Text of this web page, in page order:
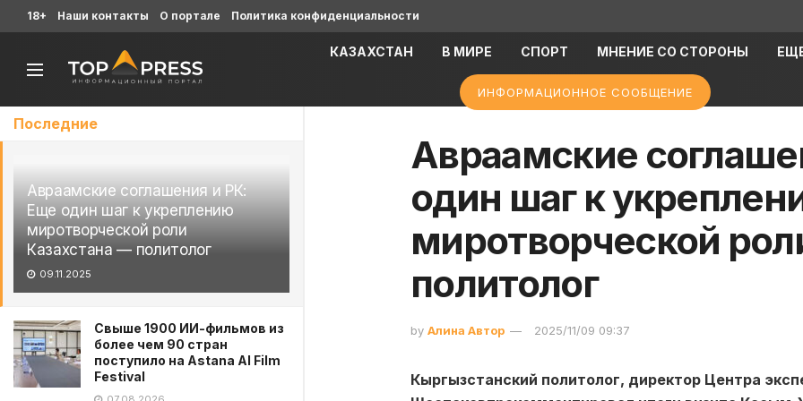
Последние
Авраамские соглашения и РК:
Еще один шаг к укреплению
миротворческой роли
Казахстана — политолог
09.11.2025
Свыше 1900 ИИ-фильмов из
более чем 90 стран
поступило на Astana AI Film
Festival
18+ Наши контакты О портале Политика конфиденциальности
КАЗАХСТАН В МИРЕ СПОРТ МНЕНИЕ СО СТОРОНЫ
ИНФОРМАЦИОННОЕ СООБЩЕНИЕ
Авраамские
один шаг к
миротворческой
политолог
by Алина Автор 2025/11/09 09:37
Кыргызстанский политолог, директор Центра